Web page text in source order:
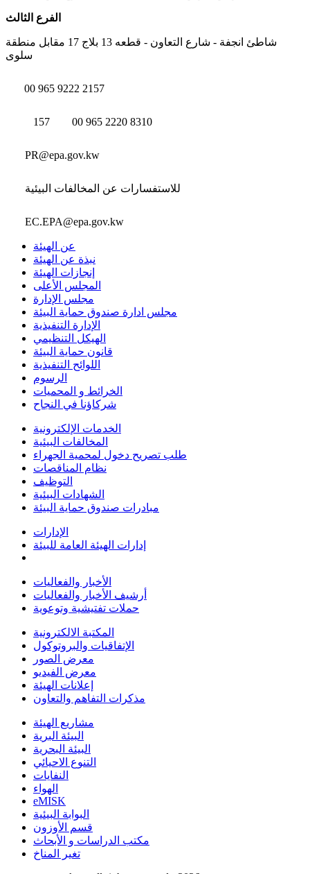
الفرع الثالث
شاطئ انجفة - شارع التعاون - قطعه 13 بلاج 17 مقابل منطقة
سلوى
00 965 9222 2157
157 00 965 2220 8310
PR@epa.gov.kw
للاستفسارات عن المخالفات البيئية
EC.EPA@epa.gov.kw
عن الهيئة
نبذة عن الهيئة
إنجازات الهيئة
المجلس الأعلى
مجلس الإدارة
مجلس ادارة صندوق حماية البيئة
الإدارة التنفيذية
الهيكل التنظيمي
قانون حماية البيئة
اللوائح التنفيذية
الرسوم
الخرائط و المحميات
شركاؤنا في النجاح
الخدمات الإلكترونية
المخالفات البيئية
طلب تصريح دخول لمحمية الجهراء
نظام المناقصات
التوظيف
الشهادات البيئية
مبادرات صندوق حماية البيئة
الإدارات
إدارات الهيئة العامة للبيئة
الأخبار والفعاليات
أرشيف الأخبار والفعاليات
حملات تفتيشية وتوعوية
المكتبة الالكترونية
الإتفاقيات والبروتوكول
معرض الصور
معرض الفيديو
إعلانات الهيئة
مذكرات التفاهم والتعاون
مشاريع الهيئة
البيئة البرية
البيئة البحرية
التنوع الاحيائي
النفايات
الهواء
eMISK
البوابة البيئية
قسم الأوزون
مكتب الدراسات و الأبحاث
تغير المناخ